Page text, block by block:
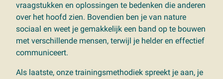
vraagstukken en oplossingen te bedenken die anderen
over het hoofd zien. Bovendien ben je van nature
sociaal en weet je gemakkelijk een band op te bouwen
met verschillende mensen, terwijl je helder en effectief
communiceert.
Als laatste, onze trainingsmethodiek spreekt je aan, je